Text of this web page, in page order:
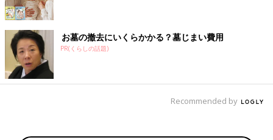
の高い染色体異常はないだろうとのことでした。
とはいえ、エコー検査で指摘されたことが気になり、妊娠中は心
配なことばかりでした。妊娠5カ月目くらいでおなかの赤ちゃん
は男の子だとわかりました。
お墓の撤去にいくらかかる？墓じまい費用
PR(くらしの話題)
Recommended by